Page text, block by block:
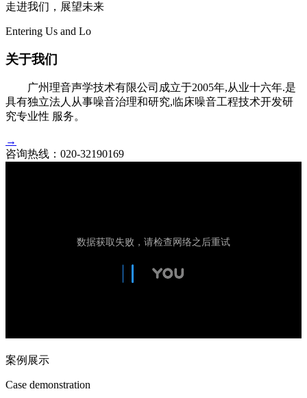
走进我们，展望未来
Entering Us and Lo
关于我们
广州理音声学技术有限公司成立于2005年,从业十六年.是
具有独立法人从事噪音治理和研究,临床噪音工程技术开发研
究专业性 服务。
→
咨询热线： 020-32190169
案例展示
Case demonstration